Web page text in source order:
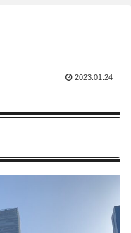
2023.01.24